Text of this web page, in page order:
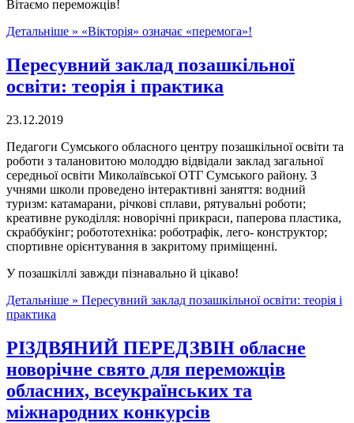
Вітаємо переможців!
Детальніше » «Вікторія» означає «перемога»!
Пересувний заклад позашкільної
освіти: теорія і практика
23.12.2019
Педагоги Сумського обласного центру позашкільної освіти та
роботи з талановитою молоддю відвідали заклад загальної
середньої освіти Миколаївської ОТГ Сумського району. З
учнями школи проведено інтерактивні заняття: водний
туризм: катамарани, річкові сплави, рятувальні роботи;
креативне рукоділля: новорічні прикраси, паперова пластика,
скраббукінг; робототехніка: роботрафік, лего- конструктор;
спортивне орієнтування в закритому приміщенні.
У позашкіллі завжди пізнавально й цікаво!
Детальніше » Пересувний заклад позашкільної освіти: теорія і
практика
РІЗДВЯНИЙ ПЕРЕДЗВІН обласне
новорічне свято для переможців
обласних, всеукраїнських та
міжнародних конкурсів